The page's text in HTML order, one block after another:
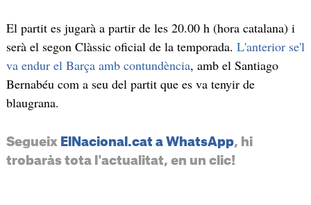
El partit es jugarà a partir de les 20.00 h (hora catalana) i
serà el segon Clàssic oficial de la temporada. L'anterior se'l
va endur el Barça amb contundència, amb el Santiago
Bernabéu com a seu del partit que es va tenyir de
blaugrana.
Segueix ElNacional.cat a WhatsApp, hi
trobaràs tota l'actualitat, en un clic!